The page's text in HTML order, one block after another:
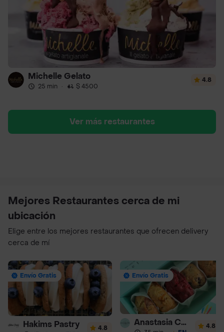
Michelle Gelato
25 min · $ 4500
4.8
Ver más restaurantes
Mejores Restaurantes cerca de mi
ubicación
Elige entre los mejores restaurantes que ofrecen delivery
cerca de mí
Envío Gratis
Hakims Pastry 4.8
Envío Gratis
Anastasia Cookies 4.8